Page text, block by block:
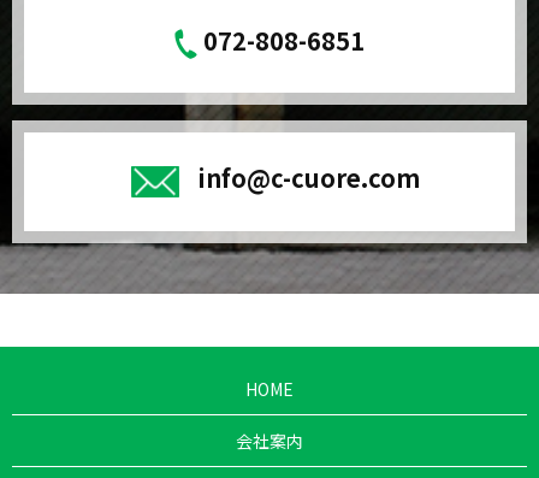
072-808-6851
info@c-cuore.com
HOME
会社案内